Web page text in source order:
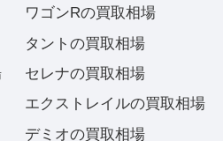
ワゴンRの買取相場
タントの買取相場
セレナの買取相場
エクストレイルの買取相場
デミオの買取相場